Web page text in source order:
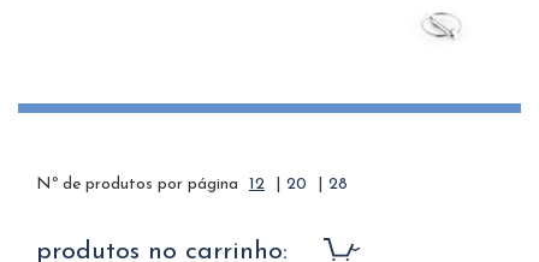
Nº de produtos por página 12 20 28
produtos no carrinho: